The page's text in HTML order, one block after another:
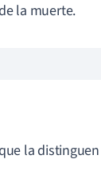
la muerte.
la distinguen